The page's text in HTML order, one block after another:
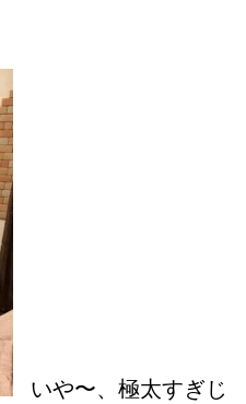
いや〜、極太すぎじ